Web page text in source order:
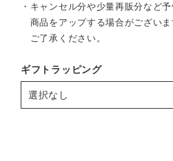
・キャンセル分や少量再販分など予
商品をアップする場合がございま
ご了承ください。
ギフトラッピング